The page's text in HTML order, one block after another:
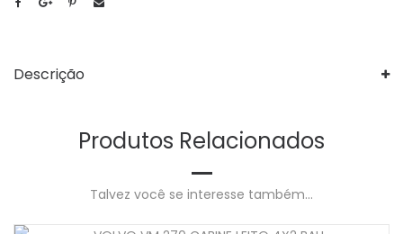
Descrição
Produtos Relacionados
Talvez você se interesse também...